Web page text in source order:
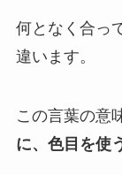
何となく合っ
違います。
この言葉の意
に、色目を使